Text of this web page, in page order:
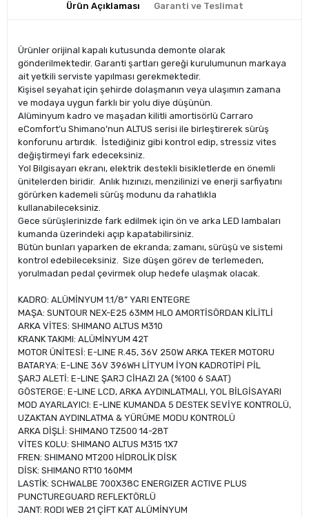
Ürün Açıklaması Garanti ve Teslimat
Ürünler orijinal kapalı kutusunda demonte olarak
gönderilmektedir. Garanti şartları gereği kurulumunun markaya
ait yetkili serviste yapılması gerekmektedir.
Kişisel seyahat için şehirde dolaşmanın veya ulaşımın zamana
ve modaya uygun farklı bir yolu diye düşünün.
Alüminyum kadro ve maşadan kilitli amortisörlü Carraro
eComfort’u Shimano’nun ALTUS serisi ile birleştirerek sürüş
konforunu artırdık. İstediğiniz gibi kontrol edip, stressiz vites
değiştirmeyi fark edeceksiniz.
Yol Bilgisayarı ekranı, elektrik destekli bisikletlerde en önemli
ünitelerden biridir. Anlık hızınızı, menzilinizi ve enerji sarfiyatını
görürken kademeli sürüş modunu da rahatlıkla
kullanabileceksiniz.
Gece sürüşlerinizde fark edilmek için ön ve arka LED lambaları
kumanda üzerindeki açıp kapatabilirsiniz.
Bütün bunları yaparken de ekranda; zamanı, sürüşü ve sistemi
kontrol edebileceksiniz. Size düşen görev de terlemeden,
yorulmadan pedal çevirmek olup hedefe ulaşmak olacak.
KADRO: ALÜMİNYUM 1.1/8” YARI ENTEGRE
MAŞA: SUNTOUR NEX-E25 63MM HLO AMORTİSÖRDAN KİLİTLİ
ARKA VİTES: SHIMANO ALTUS M310
KRANK TAKIMI: ALÜMİNYUM 42T
MOTOR ÜNİTESİ: E-LINE R.45, 36V 250W ARKA TEKER MOTORU
BATARYA: E-LINE 36V 396WH LİTYUM İYON KADROTİPİ PİL
ŞARJ ALETİ: E-LINE ŞARJ CİHAZI 2A (%100 6 SAAT)
GÖSTERGE: E-LINE LCD, ARKA AYDINLATMALI, YOL BİLGİSAYARI
MOD AYARLAYICI: E-LINE KUMANDA 5 DESTEK SEVİYE KONTROLÜ,
UZAKTAN AYDINLATMA & YÜRÜME MODU KONTROLÜ
ARKA DİŞLİ: SHIMANO TZ500 14-28T
VİTES KOLU: SHIMANO ALTUS M315 1X7
FREN: SHIMANO MT200 HİDROLİK DİSK
DİSK: SHIMANO RT10 160MM
LASTİK: SCHWALBE 700X38C ENERGIZER ACTIVE PLUS
PUNCTUREGUARD REFLEKTÖRLÜ
JANT: RODI WEB 21 ÇİFT KAT ALÜMİNYUM